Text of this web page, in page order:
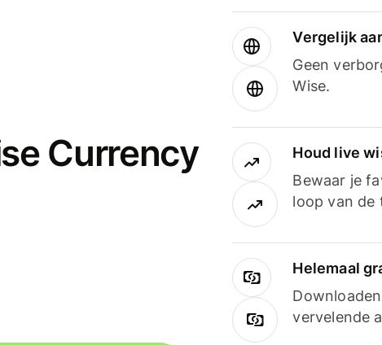
Currency
Vergelijk
Geen
Wise.
Houd live
Bewaar je
loop van de
Helemaal
vervelende